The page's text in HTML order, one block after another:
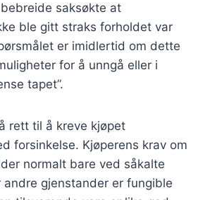
saksøkte at
ble gitt straks forholdet var
er imidlertid om dette
for å unngå eller i
tapet”.
rett til å kreve kjøpet
forsinkelse. Kjøperens krav om
normalt bare ved såkalte
andre gjenstander er fungible